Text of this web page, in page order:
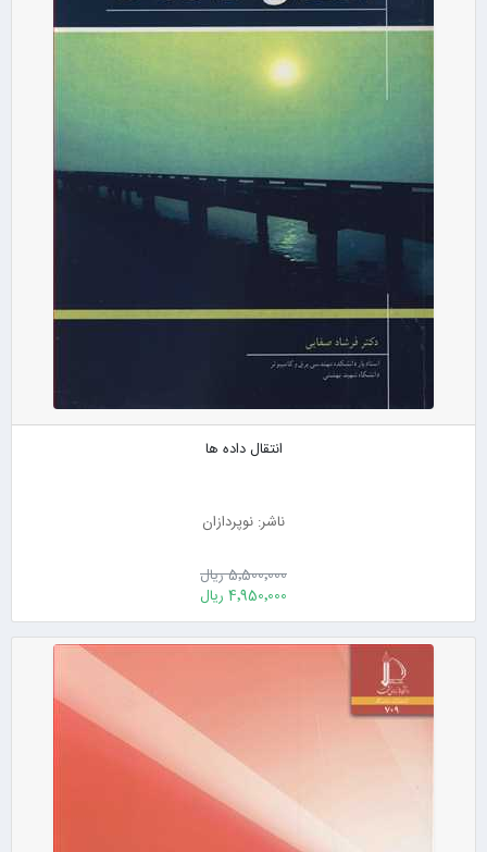
انتقال داده ها
ناشر: نوپردازان
5٬500٬000 ریال
4٬950٬000 ریال